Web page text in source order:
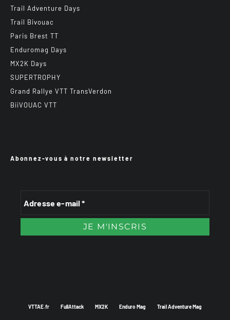
Trail Adventure Days
Trail Bivouac
Paris Brest TT
Enduromag Days
MX2K Days
SUPERTROPHY
Grand Rallye VTT TransVerdon
BiiVOUAC VTT
Abonnez-vous à notre newsletter
VTTAE.fr FullAttack MX2K Enduro Mag Trail Adventure Mag